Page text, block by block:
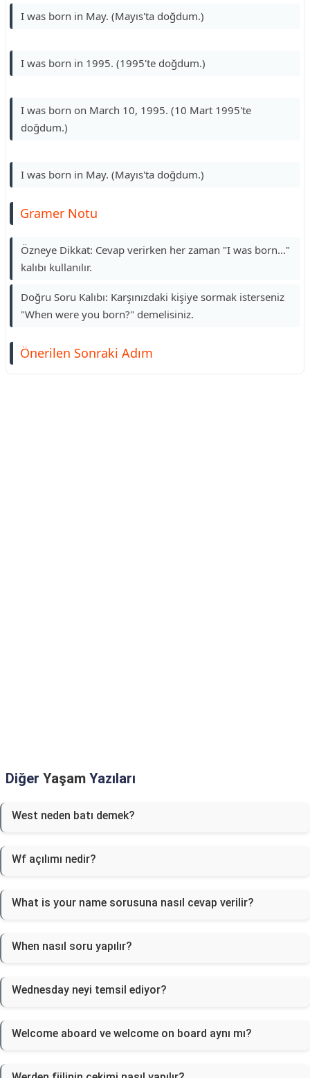
I was born in May. (Mayıs'ta doğdum.)
I was born in 1995. (1995'te doğdum.)
I was born on March 10, 1995. (10 Mart 1995'te
doğdum.)
I was born in May. (Mayıs'ta doğdum.)
Gramer Notu
Özneye Dikkat: Cevap verirken her zaman "I was born..."
kalıbı kullanılır.
Doğru Soru Kalıbı: Karşınızdaki kişiye sormak isterseniz
"When were you born?" demelisiniz.
Önerilen Sonraki Adım
Diğer Yaşam Yazıları
West neden batı demek?
Wf açılımı nedir?
What is your name sorusuna nasıl cevap verilir?
When nasıl soru yapılır?
Wednesday neyi temsil ediyor?
Welcome aboard ve welcome on board aynı mı?